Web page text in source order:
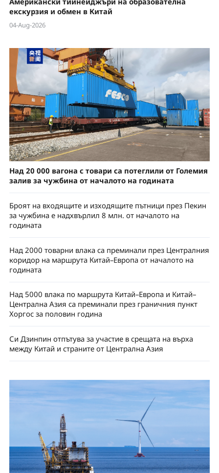
екскурзия и обмен в Китай
04-Aug-2026
Над 20 000 вагона с товари са потеглили от Големия
залив за чужбина от началото на годината
Броят на входящите и изходящите пътници през Пекин
за чужбина е надхвърлил 8 млн. от началото на
годината
Над 2000 товарни влака са преминали през Централния
коридор на маршрута Китай–Европа от началото на
годината
Над 5000 влака по маршрута Китай–Европа и Китай–
Централна Азия са преминали през граничния пункт
Хоргос за половин година
Си Дзинпин отпътува за участие в срещата на върха
между Китай и страните от Централна Азия